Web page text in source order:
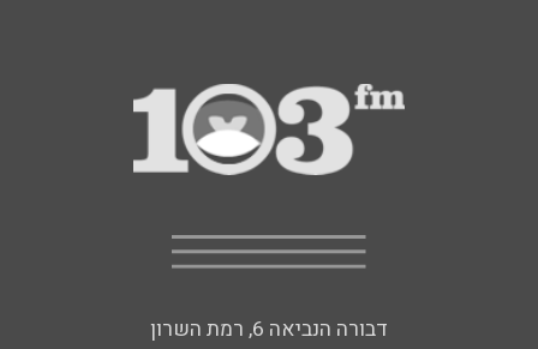
דבורה הנביאה 6, רמת השרון